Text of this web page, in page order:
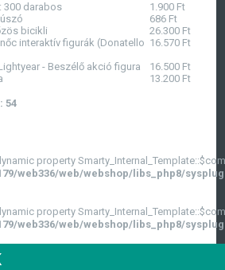
300 darabos 1.900 Ft
686 Ft
bicikli 26.300 Ft
interaktív figurák (Donatello 16.570 Ft
- Beszélő akció figura 16.500 Ft
13.200 Ft
54
property
web336/web/webshop/libs_php8/
property
web336/web/webshop/libs_php8/